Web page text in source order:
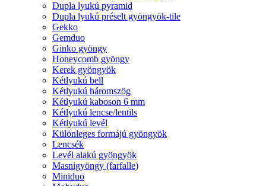
Dupla lyukú pyramid
Dupla lyukú préselt gyöngyök-tile
Gekko
Gemduo
Ginko gyöngy
Honeycomb gyöngy
Kerek gyöngyök
Kétlyukú bell
Kétlyukú háromszög
Kétlyukú kaboson 6 mm
Kétlyukú lencse/lentils
Kétlyukú levél
Különleges formájú gyöngyök
Lencsék
Levél alakú gyöngyök
Masnigyöngy (farfalle)
Miniduo